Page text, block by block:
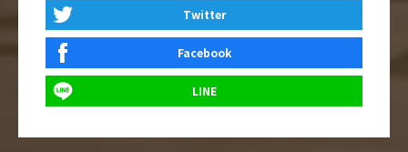
Twitter
Facebook
LINE